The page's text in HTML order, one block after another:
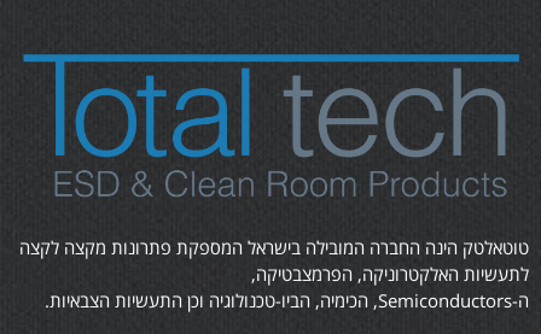
טוטאלטק הינה החברה המובילה בישראל המספקת פתרונות מקצה לקצה
לתעשיות האלקטרוניקה, הפרמצבטיקה,
ה-Semiconductors, הכימיה, הביו-טכנולוגיה וכן התעשיות הצבאיות.